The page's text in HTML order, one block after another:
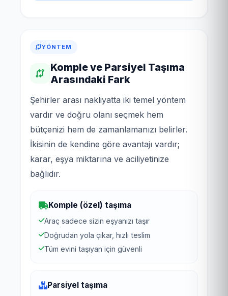
YÖNTEM
Komple ve Parsiyel Taşıma
Arasındaki Fark
Şehirler arası nakliyatta iki temel yöntem
vardır ve doğru olanı seçmek hem
bütçenizi hem de zamanlamanızı belirler.
İkisinin de kendine göre avantajı vardır;
karar, eşya miktarına ve aciliyetinize
bağlıdır.
Komple (özel) taşıma
Araç sadece sizin eşyanızı taşır
Doğrudan yola çıkar, hızlı teslim
Tüm evini taşıyan için güvenli
Parsiyel taşıma